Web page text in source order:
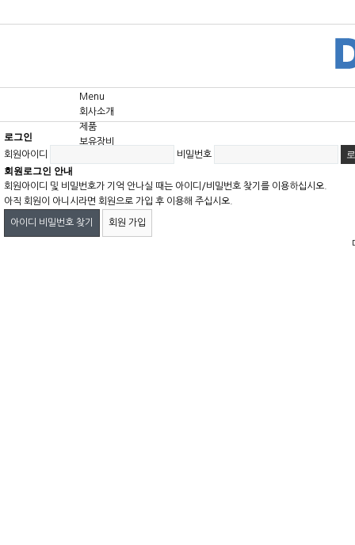
Menu
회사소개
제품
보유장비
로그인
회원아이디 비밀번호
회원로그인 안내
회원아이디 및 비밀번호가 기억 안나실 때는 아이디/비밀번호 찾기를 이용하십시오.
아직 회원이 아니시라면 회원으로 가입 후 이용해 주십시오.
아이디 비밀번호 찾기 회원 가입